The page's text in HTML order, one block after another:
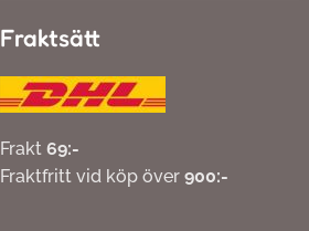
Fraktsätt
Frakt 69:-
Fraktfritt vid köp över 900:-